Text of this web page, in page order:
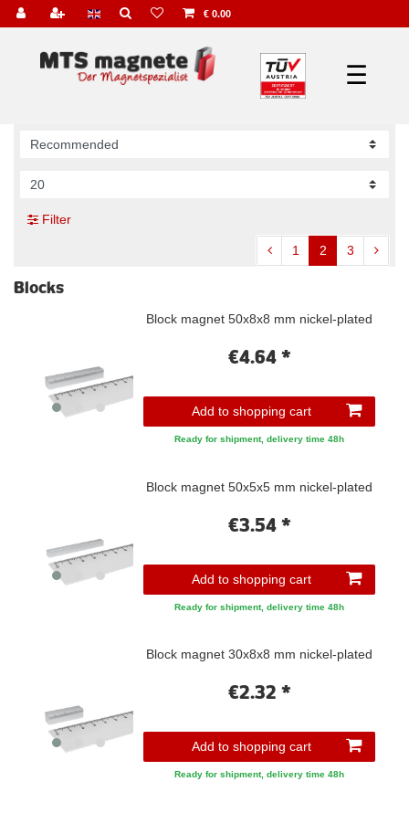
€ 0.00
☰
Filter
1 2 3
Blocks
Block magnet 50x8x8 mm nickel-plated
€4.64 *
Add to shopping cart
Ready for shipment, delivery time 48h
Block magnet 50x5x5 mm nickel-plated
€3.54 *
Add to shopping cart
Ready for shipment, delivery time 48h
Block magnet 30x8x8 mm nickel-plated
€2.32 *
Add to shopping cart
Ready for shipment, delivery time 48h